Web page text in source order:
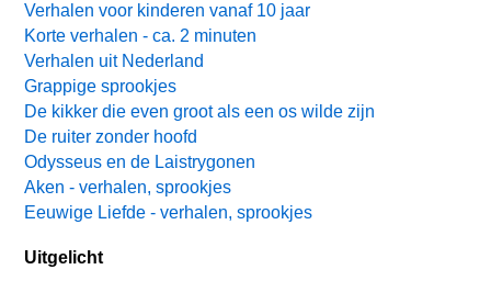
Verhalen voor kinderen vanaf 10 jaar
Korte verhalen - ca. 2 minuten
Verhalen uit Nederland
Grappige sprookjes
De kikker die even groot als een os wilde zijn
De ruiter zonder hoofd
Odysseus en de Laistrygonen
Aken - verhalen, sprookjes
Eeuwige Liefde - verhalen, sprookjes
Uitgelicht